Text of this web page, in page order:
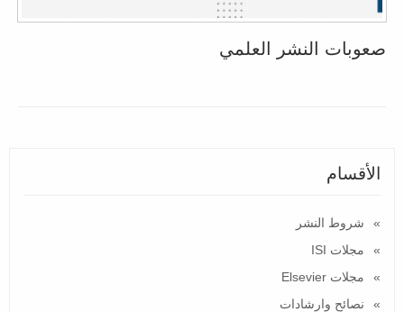
صعوبات النشر العلمي
الأقسام
شروط النشر
مجلات ISI
مجلات Elsevier
نصائح وارشادات